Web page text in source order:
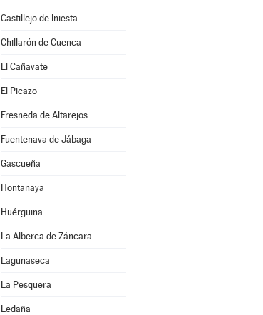
Castillejo de Iniesta
Chillarón de Cuenca
El Cañavate
El Picazo
Fresneda de Altarejos
Fuentenava de Jábaga
Gascueña
Hontanaya
Huérguina
La Alberca de Záncara
Lagunaseca
La Pesquera
Ledaña